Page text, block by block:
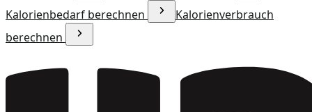
Kalorienbedarf berechnen
Kalorienverbrauch
berechnen